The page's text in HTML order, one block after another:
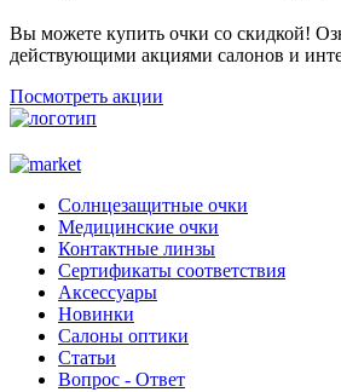
Вы можете купить очки со скидкой!
действующими акциями салонов и
Посмотреть акции
Солнцезащитные очки
Медицинские очки
Контактные линзы
Сертификаты соответствия
Аксессуары
Новинки
Салоны оптики
Статьи
Вопрос - Ответ